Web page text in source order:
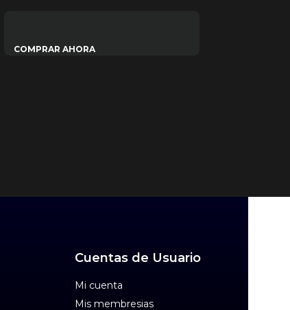
COMPRAR AHORA
Cuentas de Usuario
Mi cuenta
Mis membresias